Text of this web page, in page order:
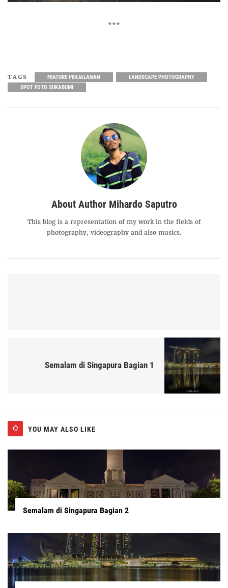
***
TAGS FEATURE PERJALANAN
LANDSCAPE PHOTOGRAPHY
SPOT FOTO SUKABUMI
About Author Mihardo Saputro
This blog is a representation of my work in the fields of
photography, videography and also musics.
Semalam di Singapura Bagian 1
YOU MAY ALSO LIKE
Semalam di Singapura Bagian 2